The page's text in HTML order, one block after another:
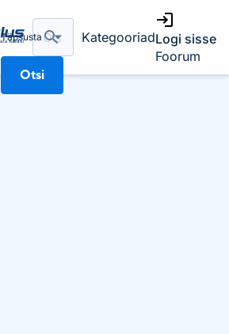
Täpsusta
Otsi
KategooriadLogi sisse
Foorum